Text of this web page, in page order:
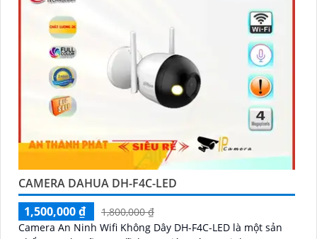
CAMERA DAHUA DH-F4C-LED
1,500,000 ₫
1,800,000 ₫
Camera An Ninh Wifi Không Dây DH-F4C-LED là một sản